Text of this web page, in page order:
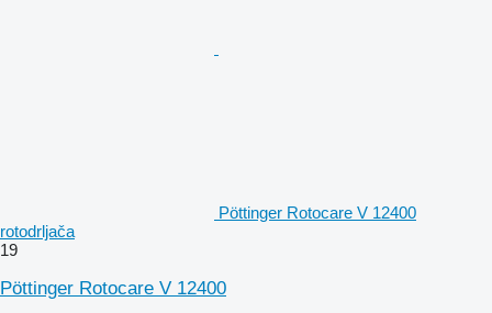
Pöttinger Rotocare V 12400
rotodrljača
19
Pöttinger Rotocare V 12400